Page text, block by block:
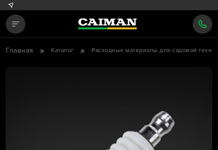
Главная Каталог Расходные материалы для садовой